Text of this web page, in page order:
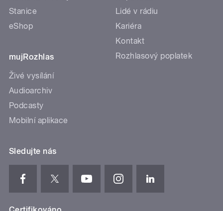
Stanice
eShop
mujRozhlas
Živé vysílání
Audioarchiv
Podcasty
Mobilní aplikace
Lidé v rádiu
Kariéra
Kontakt
Rozhlasový poplatek
Sledujte nás